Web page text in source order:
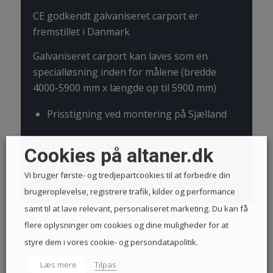
CE godkendt galvaniseret carport er
fremstillet i Danmark
Galvaniseret carport kan laves som en
specialløsning inden for målene (bredde
4000-5900 mm x længde op til 5900 mm)
Prisstigning ved montering på Sjælland
Carport kan laves som en specialløsning
inden for målene (bredde 3000-4000 mm x
længde op til 5900 mm)
Cookies på altaner.dk
Vi bruger første- og tredjepartcookies til at forbedre din
brugeroplevelse, registrere trafik, kilder og performance
samt til at lave relevant, personaliseret marketing. Du kan få
flere oplysninger om cookies og dine muligheder for at
styre dem i vores cookie- og persondatapolitik.
Læs mere Tilpas